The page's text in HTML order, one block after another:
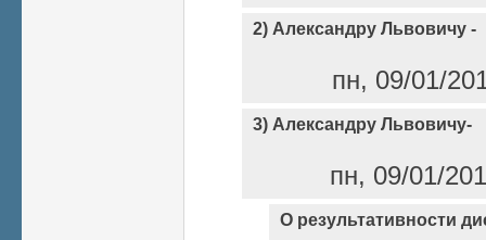
2) Александру Львовичу -
пн, 09/01/
3) Александру Львовичу-
пн, 09/01/
О результативности